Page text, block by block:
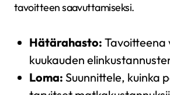
tavoitteen saavuttamiseksi.
Hätärahasto: Tavoitteena
kuukauden
Loma: Suunnittele, kuinka